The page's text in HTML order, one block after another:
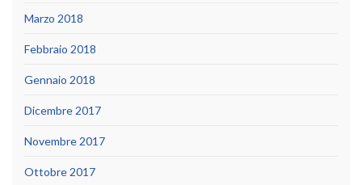
Marzo 2018
Febbraio 2018
Gennaio 2018
Dicembre 2017
Novembre 2017
Ottobre 2017